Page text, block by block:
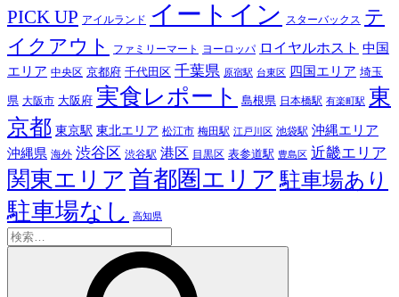
PICK UP アイルランド イートイン スターバックス テ
イクアウト
ファミリーマート ヨーロッパ ロイヤルホスト 中国
エリア 中央区 京都府 千代田区 千葉県 原宿駅 台東区 四国エリア 埼玉
県 大阪市 大阪府 実食レポート 島根県 日本橋駅 有楽町駅 東
京都 東京駅 東北エリア 松江市 梅田駅 江戸川区 池袋駅 沖縄エリア
沖縄県 海外 渋谷区 渋谷駅 港区 目黒区 表参道駅 豊島区 近畿エリア
関東エリア 首都圏エリア 駐車場あり
駐車場なし 高知県
検
索: